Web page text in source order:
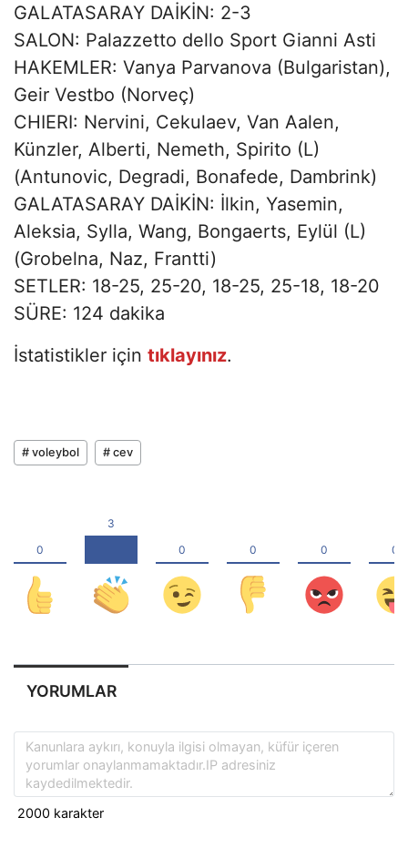
GALATASARAY DAİKİN: 2-3
SALON: Palazzetto dello Sport Gianni Asti
HAKEMLER: Vanya Parvanova (Bulgaristan),
Geir Vestbo (Norveç)
CHIERI: Nervini, Cekulaev, Van Aalen,
Künzler, Alberti, Nemeth, Spirito (L)
(Antunovic, Degradi, Bonafede, Dambrink)
GALATASARAY DAİKİN: İlkin, Yasemin,
Aleksia, Sylla, Wang, Bongaerts, Eylül (L)
(Grobelna, Naz, Frantti)
SETLER: 18-25, 25-20, 18-25, 25-18, 18-20
SÜRE: 124 dakika
İstatistikler için tıklayınız.
# voleybol # cev
YORUMLAR